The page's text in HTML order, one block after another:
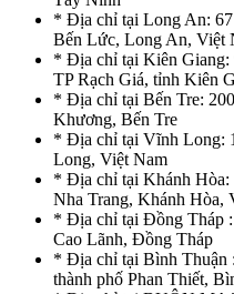
* Địa chỉ tại Long An:
Bến Lức, Long An, Việt
* Địa chỉ tại Kiên Giang:
TP Rạch Giá, tỉnh Kiên
* Địa chỉ tại Bến Tre:
Khương, Bến Tre
* Địa chỉ tại Vĩnh Long:
Long, Việt Nam
* Địa chỉ tại Khánh
Nha Trang, Khánh Hòa,
* Địa chỉ tại Đồng Tháp
Cao Lãnh, Đồng Tháp
* Địa chỉ tại Bình Thuận
thành phố Phan Thiết,